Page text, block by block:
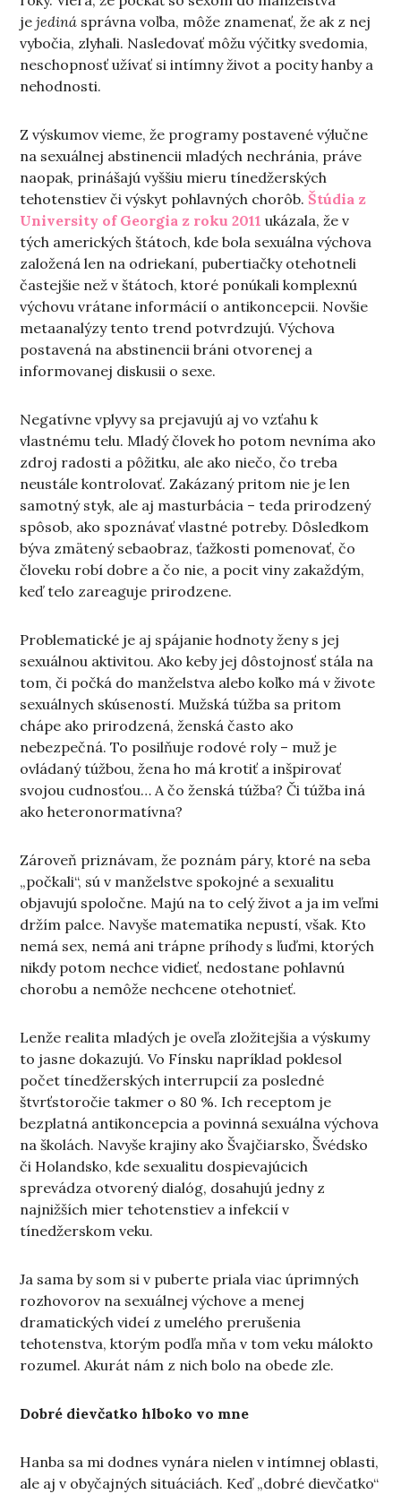
jejediná správna voľba, môže znamenať, že ak z nej
vybočia, zlyhali. Nasledovať môžu výčitky svedomia,
neschopnosť užívať si intímny život a pocity hanby a
nehodnosti.
Z výskumov vieme, že programy postavené výlučne
na sexuálnej abstinencii mladých nechránia, práve
naopak, prinášajú vyššiu mieru tínedžerských
tehotenstiev či výskyt pohlavných chorôb.Štúdia z
University of Georgia z roku 2011 ukázala, že v
tých amerických štátoch, kde bola sexuálna výchova
založená len na odriekaní, pubertiačky otehotneli
častejšie než v štátoch, ktoré ponúkali komplexnú
výchovu vrátane informácií o antikoncepcii. Novšie
metaanalýzy tento trend potvrdzujú. Výchova
postavená na abstinencii bráni otvorenej a
informovanej diskusii o sexe.
Negatívne vplyvy sa prejavujú aj vo vzťahu k
vlastnému telu. Mladý človek ho potom nevníma ako
zdroj radosti a pôžitku, ale ako niečo, čo treba
neustále kontrolovať. Zakázaný pritom nie je len
samotný styk, ale aj masturbácia – teda prirodzený
spôsob, ako spoznávať vlastné potreby. Dôsledkom
býva zmätený sebaobraz, ťažkosti pomenovať, čo
človeku robí dobre a čo nie, a pocit viny zakaždým,
keď telo zareaguje prirodzene.
Problematické je aj spájanie hodnoty ženy s jej
sexuálnou aktivitou. Ako keby jej dôstojnosť stála na
tom, či počká do manželstva alebo koľko má v živote
sexuálnych skúseností. Mužská túžba sa pritom
chápe ako prirodzená, ženská často ako
nebezpečná. To posilňuje rodové roly – muž je
ovládaný túžbou, žena ho má krotiť a inšpirovať
svojou cudnosťou… A čo ženská túžba? Či túžba iná
ako heteronormatívna?
Zároveň priznávam, že poznám páry, ktoré na seba
„počkali“, sú v manželstve spokojné a sexualitu
objavujú spoločne. Majú na to celý život a ja im veľmi
držím palce. Navyše matematika nepustí, však. Kto
nemá sex, nemá ani trápne príhody s ľuďmi, ktorých
nikdy potom nechce vidieť, nedostane pohlavnú
chorobu a nemôže nechcene otehotnieť.
Lenže realita mladých je oveľa zložitejšia a výskumy
to jasne dokazujú. Vo Fínsku napríklad poklesol
počet tínedžerských interrupcií za posledné
štvrťstoročie takmer o 80 %. Ich receptom je
bezplatná antikoncepcia a povinná sexuálna výchova
na školách. Navyše krajiny ako Švajčiarsko, Švédsko
či Holandsko, kde sexualitu dospievajúcich
sprevádza otvorený dialóg, dosahujú jedny z
najnižších mier tehotenstiev a infekcií v
tínedžerskom veku.
Ja sama by som si v puberte priala viac úprimných
rozhovorov na sexuálnej výchove a menej
dramatických videí z umelého prerušenia
tehotenstva, ktorým podľa mňa v tom veku málokto
rozumel. Akurát nám z nich bolo na obede zle.
Dobré dievčatko hlboko vo mne
Hanba sa mi dodnes vynára nielen v intímnej oblasti,
ale aj v obyčajných situáciách. Keď „dobré dievčatko“